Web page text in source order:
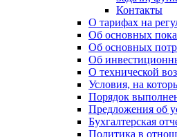
Контакты
О тарифах на
Об основных
Об основных
Об
О технической
Условия, на
Порядок
Предложения об
Бухгалтерская
Политика в